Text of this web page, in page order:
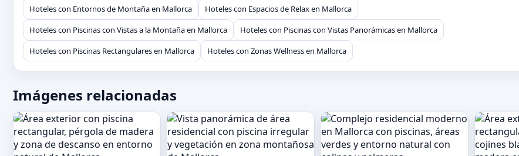
Hoteles con Entornos de Montaña en Mallorca
Hoteles con Espacios de Relax en Mallorca
Hoteles con Piscinas con Vistas a la Montaña en Mallorca
Hoteles con Piscinas con Vistas Panorámicas en Mallorca
Hoteles con Piscinas Rectangulares en Mallorca
Hoteles con Zonas Wellness en Mallorca
Imágenes relacionadas